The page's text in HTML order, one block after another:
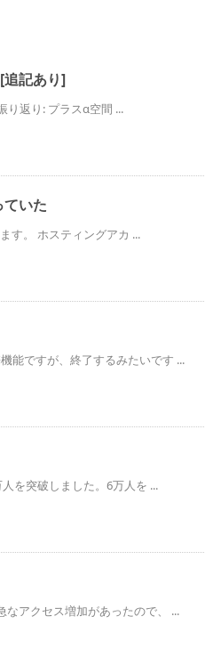
追記あり]
り返り: プラスα空間 ...
いた
す。 ホスティングアカ ...
能ですが、終了するみたいです ...
を突破しました。6万人を ...
アクセス増加があったので、 ...